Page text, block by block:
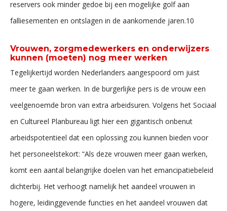
reservers ook minder gedoe bij een mogelijke golf aan
falliesementen en ontslagen in de aankomende jaren.10
Vrouwen, zorgmedewerkers en onderwijzers
kunnen (moeten) nog meer werken
Tegelijkertijd worden Nederlanders aangespoord om juist
meer te gaan werken. In de burgerlijke pers is de vrouw een
veelgenoemde bron van extra arbeidsuren. Volgens het Sociaal
en Cultureel Planbureau ligt hier een gigantisch onbenut
arbeidspotentieel dat een oplossing zou kunnen bieden voor
het personeelstekort: “Als deze vrouwen meer gaan werken,
komt een aantal belangrijke doelen van het emancipatiebeleid
dichterbij. Het verhoogt namelijk het aandeel vrouwen in
hogere, leidinggevende functies en het aandeel vrouwen dat